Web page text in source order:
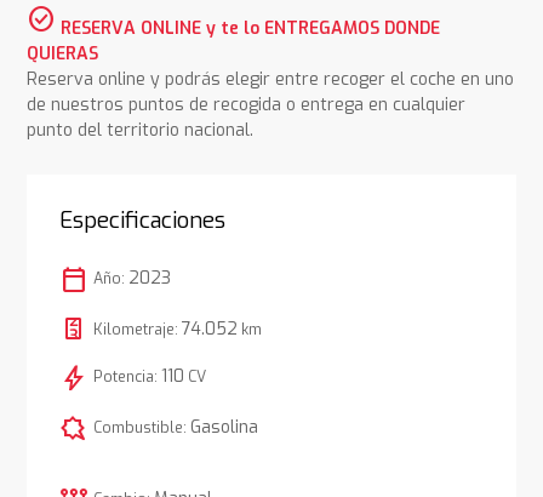
check_circle RESERVA ONLINE y te lo ENTREGAMOS DONDE
QUIERAS
Reserva online y podrás elegir entre recoger el coche en uno
de nuestros puntos de recogida o entrega en cualquier
punto del territorio nacional.
Especificaciones
calendar_today Año: 2023
Kilometraje: 74.052 km
bolt Potencia: 110 CV
comic_bubble Combustible: Gasolina